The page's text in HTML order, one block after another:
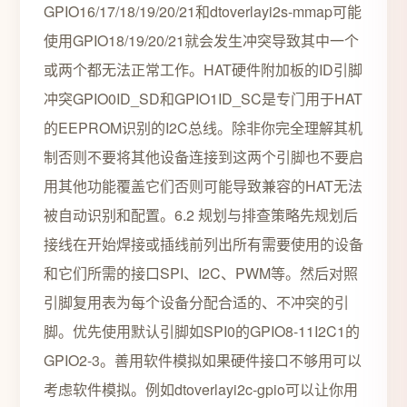
GPIO16/17/18/19/20/21和dtoverlayi2s-mmap可能
使用GPIO18/19/20/21就会发生冲突导致其中一个
或两个都无法正常工作。HAT硬件附加板的ID引脚
冲突GPIO0ID_SD和GPIO1ID_SC是专门用于HAT
的EEPROM识别的I2C总线。除非你完全理解其机
制否则不要将其他设备连接到这两个引脚也不要启
用其他功能覆盖它们否则可能导致兼容的HAT无法
被自动识别和配置。6.2 规划与排查策略先规划后
接线在开始焊接或插线前列出所有需要使用的设备
和它们所需的接口SPI、I2C、PWM等。然后对照
引脚复用表为每个设备分配合适的、不冲突的引
脚。优先使用默认引脚如SPI0的GPIO8-11I2C1的
GPIO2-3。善用软件模拟如果硬件接口不够用可以
考虑软件模拟。例如dtoverlayi2c-gpio可以让你用